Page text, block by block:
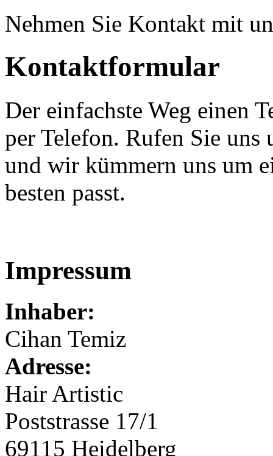
Nehmen Sie Kontakt mit
Kontaktformular
Der einfachste Weg einen
per Telefon. Rufen Sie uns
und wir kümmern uns um
besten passt.
Impressum
Inhaber:
Cihan Temiz
Adresse:
Hair Artistic
Poststrasse 17/1
69115 Heidelberg